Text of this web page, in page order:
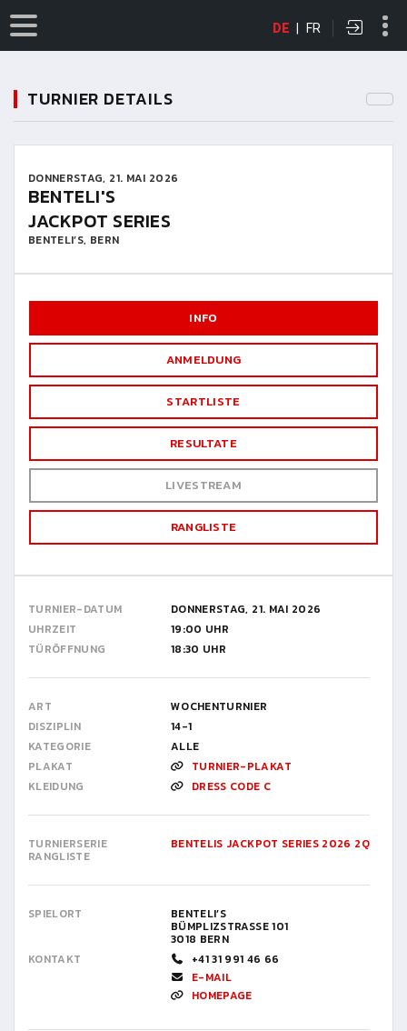
DE | FR
TURNIER DETAILS
DONNERSTAG, 21. MAI 2026
BENTELI'S
JACKPOT SERIES
BENTELI’S, BERN
INFO
ANMELDUNG
STARTLISTE
RESULTATE
LIVESTREAM
RANGLISTE
TURNIER-DATUM
DONNERSTAG, 21. MAI 2026
UHRZEIT
19:00 UHR
TÜRÖFFNUNG
18:30 UHR
ART
WOCHENTURNIER
DISZIPLIN
14-1
KATEGORIE
ALLE
PLAKAT
TURNIER-PLAKAT
KLEIDUNG
DRESS CODE C
TURNIERSERIE
RANGLISTE
BENTELIS JACKPOT SERIES 2026 2Q
SPIELORT BENTELI’S
BÜMPLIZSTRASSE 101
3018 BERN
KONTAKT
+41 31 991 46 66
E-MAIL
HOMEPAGE